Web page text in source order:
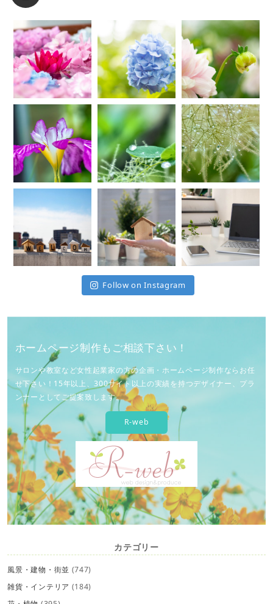
Follow on Instagram
ホームページ制作もご相談下さい！
サロンや教室など女性起業家の方の企画・ホームページ制作ならお任
せ下さい！15年以上、300サイト以上の実績を持つデザイナー、プラ
ンナーとしてご提案致します。
R-web
カテゴリー
風景・建物・街並 (747)
雑貨・インテリア (184)